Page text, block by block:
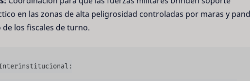
en las zonas de alta peligrosidad controladas por maras y
los fiscales de turno.